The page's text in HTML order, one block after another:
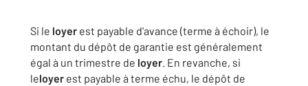
Si le loyer est payable d'avance (terme à échoir), le
montant du dépôt de garantie est généralement
égal à un trimestre de loyer. En revanche, si
leloyer est payable à terme échu, le dépôt de